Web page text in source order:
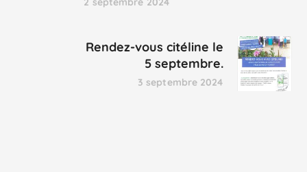
Rendez-vous citéline le
5 septembre.
3 septembre 2024